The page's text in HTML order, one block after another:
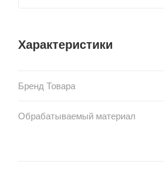
Характеристики
Бренд Товара
Обрабатываемый материал